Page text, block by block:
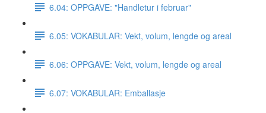
6.04: OPPGAVE: "Handletur i februar"
6.05: VOKABULAR: Vekt, volum, lengde og areal
6.06: OPPGAVE: Vekt, volum, lengde og areal
6.07: VOKABULAR: Emballasje